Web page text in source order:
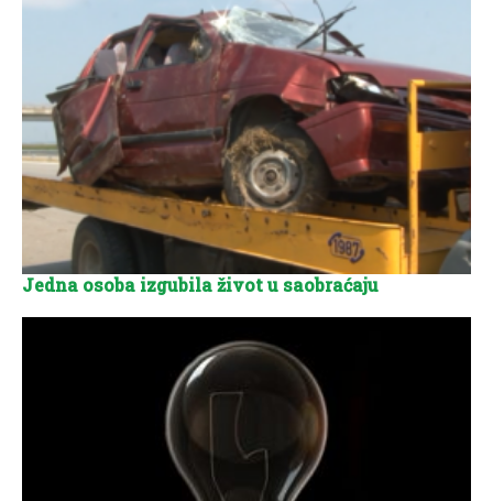
Jedna osoba izgubila život u saobraćaju